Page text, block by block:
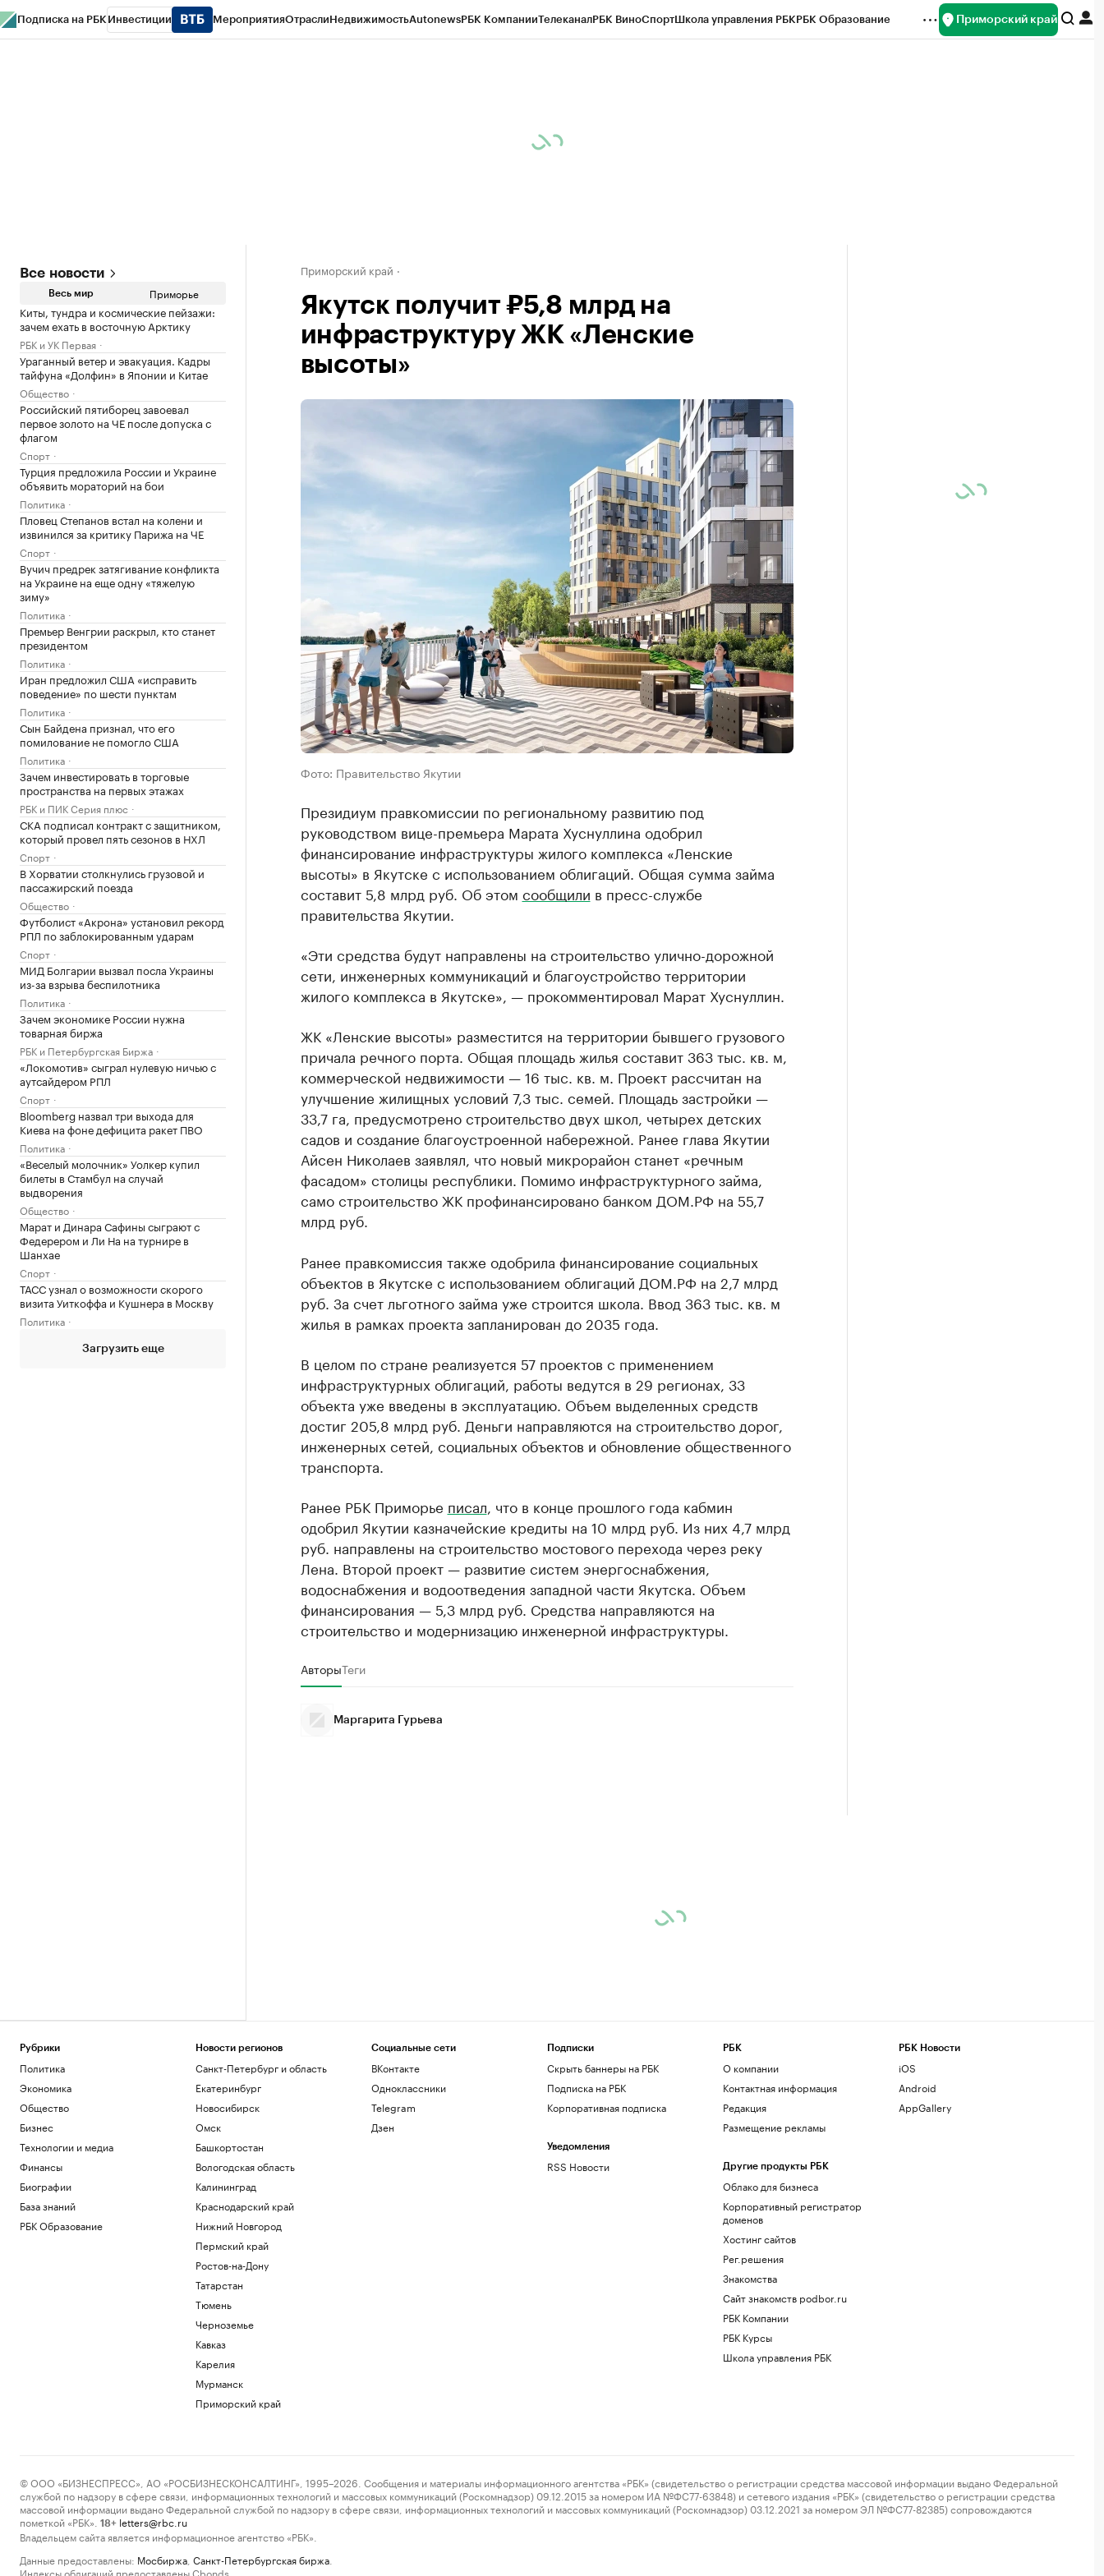
Подписка на РБК Инвестиции МероприятияОтраслиНедвижимостьAutonewsРБК КомпанииТелеканалРБК ВиноСпортШкола управления РБКРБК Образование Приморский край
Все новости
Весь мир Приморье
Киты, тундра и космические пейзажи:
зачем ехать в восточную Арктику
РБК и УК Первая
Ураганный ветер и эвакуация. Кадры
тайфуна «Долфин» в Японии и Китае
Общество
Российский пятиборец завоевал
первое золото на ЧЕ после допуска с
флагом
Спорт
Турция предложила России и Украине
объявить мораторий на бои
Политика
Пловец Степанов встал на колени и
извинился за критику Парижа на ЧЕ
Спорт
Вучич предрек затягивание конфликта
на Украине на еще одну «тяжелую
зиму»
Политика
Премьер Венгрии раскрыл, кто станет
президентом
Политика
Иран предложил США «исправить
поведение» по шести пунктам
Политика
Сын Байдена признал, что его
помилование не помогло США
Политика
Зачем инвестировать в торговые
пространства на первых этажах
РБК и ПИК Серия плюс
СКА подписал контракт с защитником,
который провел пять сезонов в НХЛ
Спорт
В Хорватии столкнулись грузовой и
пассажирский поезда
Общество
Футболист «Акрона» установил рекорд
РПЛ по заблокированным ударам
Спорт
МИД Болгарии вызвал посла Украины
из-за взрыва беспилотника
Политика
Зачем экономике России нужна
товарная биржа
РБК и Петербургская Биржа
«Локомотив» сыграл нулевую ничью с
аутсайдером РПЛ
Спорт
Bloomberg назвал три выхода для
Киева на фоне дефицита ракет ПВО
Политика
«Веселый молочник» Уолкер купил
билеты в Стамбул на случай
выдворения
Общество
Марат и Динара Сафины сыграют с
Федерером и Ли На на турнире в
Шанхае
Спорт
ТАСС узнал о возможности скорого
визита Уиткоффа и Кушнера в Москву
Политика
Загрузить еще
Приморский край
Якутск получит ₽5,8 млрд на
инфраструктуру ЖК «Ленские
высоты»
Фото: Правительство Якутии
Президиум правкомиссии по региональному развитию под
руководством вице-премьера Марата Хуснуллина одобрил
финансирование инфраструктуры жилого комплекса «Ленские
высоты» в Якутске с использованием облигаций. Общая сумма займа
составит 5,8 млрд руб. Об этом сообщили в пресс-службе
правительства Якутии.
«Эти средства будут направлены на строительство улично-дорожной
сети, инженерных коммуникаций и благоустройство территории
жилого комплекса в Якутске», — прокомментировал Марат Хуснуллин.
ЖК «Ленские высоты» разместится на территории бывшего грузового
причала речного порта. Общая площадь жилья составит 363 тыс. кв. м,
коммерческой недвижимости — 16 тыс. кв. м. Проект рассчитан на
улучшение жилищных условий 7,3 тыс. семей. Площадь застройки —
33,7 га, предусмотрено строительство двух школ, четырех детских
садов и создание благоустроенной набережной. Ранее глава Якутии
Айсен Николаев заявлял, что новый микрорайон станет «речным
фасадом» столицы республики. Помимо инфраструктурного займа,
само строительство ЖК профинансировано банком ДОМ.РФ на 55,7
млрд руб.
Ранее правкомиссия также одобрила финансирование социальных
объектов в Якутске с использованием облигаций ДОМ.РФ на 2,7 млрд
руб. За счет льготного займа уже строится школа. Ввод 363 тыс. кв. м
жилья в рамках проекта запланирован до 2035 года.
В целом по стране реализуется 57 проектов с применением
инфраструктурных облигаций, работы ведутся в 29 регионах, 33
объекта уже введены в эксплуатацию. Объем выделенных средств
достиг 205,8 млрд руб. Деньги направляются на строительство дорог,
инженерных сетей, социальных объектов и обновление общественного
транспорта.
Ранее РБК Приморье писал , что в конце прошлого года кабмин
одобрил Якутии казначейские кредиты на 10 млрд руб. Из них 4,7 млрд
руб. направлены на строительство мостового перехода через реку
Лена. Второй проект — развитие систем энергоснабжения,
водоснабжения и водоотведения западной части Якутска. Объем
финансирования — 5,3 млрд руб. Средства направляются на
строительство и модернизацию инженерной инфраструктуры.
АвторыТеги
Маргарита Гурьева
Рубрики
Политика
Экономика
Общество
Бизнес
Технологии и медиа
Финансы
Биографии
База знаний
РБК Образование
Новости регионов
Санкт-Петербург и область
Екатеринбург
Новосибирск
Омск
Башкортостан
Вологодская область
Калининград
Краснодарский край
Нижний Новгород
Пермский край
Ростов-на-Дону
Татарстан
Тюмень
Черноземье
Кавказ
Карелия
Мурманск
Приморский край
Социальные сети
ВКонтакте
Одноклассники
Telegram
Дзен
Подписки
Скрыть баннеры на РБК
Подписка на РБК
Корпоративная подписка
Уведомления
RSS Новости
РБК
О компании
Контактная информация
Редакция
Размещение рекламы
Другие продукты РБК
Облако для бизнеса
Корпоративный регистратор
доменов
Хостинг сайтов
Рег.решения
Знакомства
Сайт знакомств podbor.ru
РБК Компании
РБК Курсы
Школа управления РБК
РБК Новости
iOS
Android
AppGallery
© ООО «БИЗНЕСПРЕСС», АО «РОСБИЗНЕСКОНСАЛТИНГ», 1995–2026. Сообщения и материалы информационного агентства «РБК» (свидетельство о регистрации средства массовой информации выдано Федеральной
службой по надзору в сфере связи, информационных технологий и массовых коммуникаций (Роскомнадзор) 09.12.2015 за номером ИА №ФС77-63848) и сетевого издания «РБК» (свидетельство о регистрации средства
массовой информации выдано Федеральной службой по надзору в сфере связи, информационных технологий и массовых коммуникаций (Роскомнадзор) 03.12.2021 за номером ЭЛ №ФС77-82385) сопровождаются
пометкой «РБК».
18+ letters@rbc.ru
Владельцем сайта является информационное агентство «РБК».
Данные предоставлены: Мосбиржа Санкт-Петербургская биржа
Индексы облигаций предоставлены Cbonds.